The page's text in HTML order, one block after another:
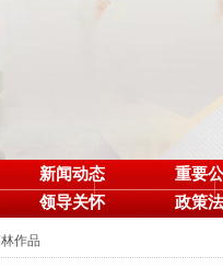
新闻动态
领导关怀
重要
政策
作品